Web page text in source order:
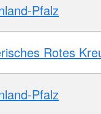
Pfalz
Rotes
Pfalz